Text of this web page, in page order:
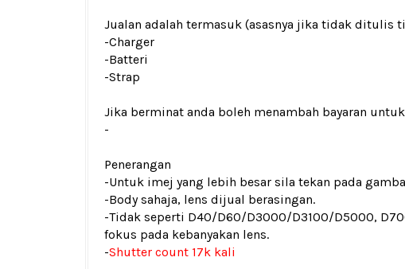
Jualan adalah termasuk (asasnya jika tidak ditulis
-Charger
-Batteri
-Strap
Jika berminat anda boleh menambah bayaran untuk
-
Penerangan
-Untuk imej yang lebih besar sila tekan pada
-Body sahaja, lens dijual berasingan.
-Tidak seperti D40/D60/D3000/D3100/D5000,
fokus pada kebanyakan lens.
-Shutter count 17k kali